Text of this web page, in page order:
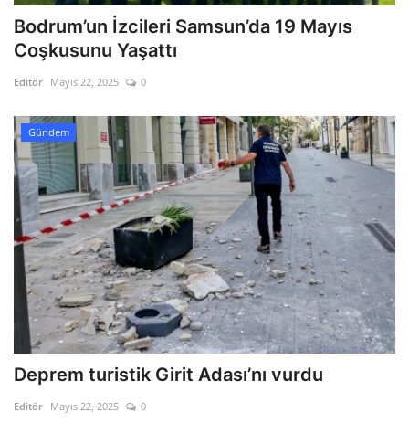
Bodrum’un İzcileri Samsun’da 19 Mayıs
Coşkusunu Yaşattı
Editör Mayıs 22, 2025 0
Gündem
Deprem turistik Girit Adası’nı vurdu
Editör Mayıs 22, 2025 0